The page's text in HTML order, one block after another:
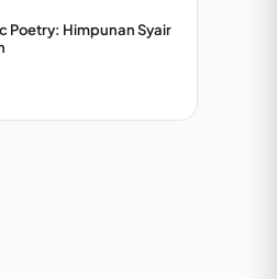
Poetry: Himpunan Syair